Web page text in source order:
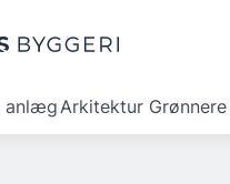
anlægArkitektur